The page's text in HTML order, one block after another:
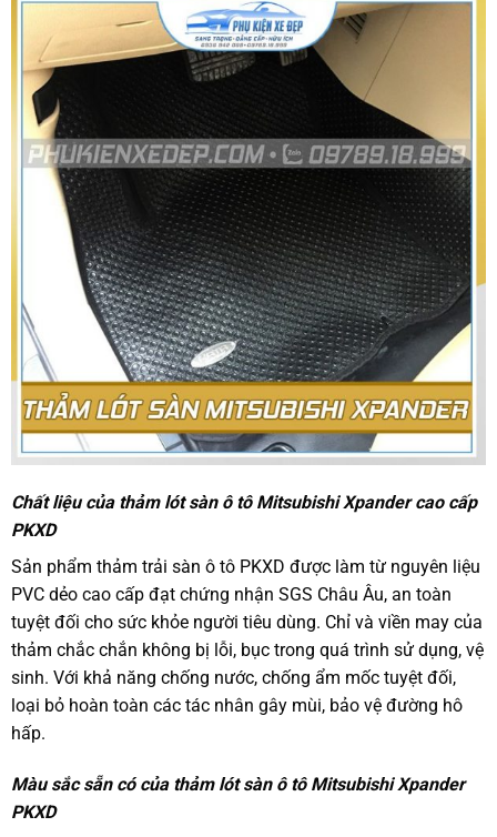
Chất liệu của thảm lót sàn ô tô Mitsubishi Xpander cao cấp
PKXD
Sản phẩm thảm trải sàn ô tô PKXD được làm từ nguyên liệu
PVC dẻo cao cấp đạt chứng nhận SGS Châu Âu, an toàn
tuyệt đối cho sức khỏe người tiêu dùng. Chỉ và viền may của
thảm chắc chắn không bị lỗi, bục trong quá trình sử dụng, vệ
sinh. Với khả năng chống nước, chống ẩm mốc tuyệt đối,
loại bỏ hoàn toàn các tác nhân gây mùi, bảo vệ đường hô
hấp.
Màu sắc sẵn có của thảm lót sàn ô tô Mitsubishi Xpander
PKXD